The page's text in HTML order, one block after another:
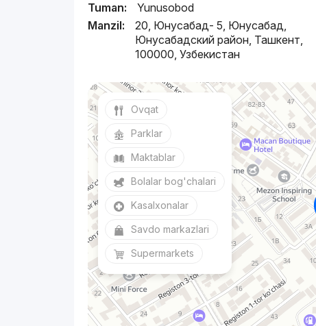
Tuman:
Yunusobod
Manzil:
20, Юнусабад- 5, Юнусабад,
Юнусабадский район, Ташкент,
100000, Узбекистан
Ovqat
Parklar
Maktablar
Bolalar bog'chalari
Kasalxonalar
Savdo markazlari
Supermarkets